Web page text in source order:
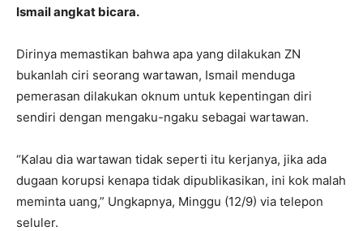
Ismail angkat bicara.
Dirinya memastikan bahwa apa yang dilakukan ZN
bukanlah ciri seorang wartawan, Ismail menduga
pemerasan dilakukan oknum untuk kepentingan diri
sendiri dengan mengaku-ngaku sebagai wartawan.
“Kalau dia wartawan tidak seperti itu kerjanya, jika ada
dugaan korupsi kenapa tidak dipublikasikan, ini kok malah
meminta uang,” Ungkapnya, Minggu (12/9) via telepon
seluler.